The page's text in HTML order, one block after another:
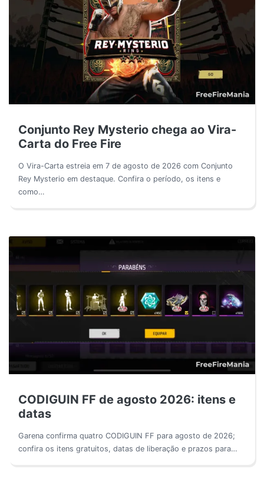
Conjunto Rey Mysterio chega ao Vira-
Carta do Free Fire
O Vira-Carta estreia em 7 de agosto de 2026 com Conjunto
Rey Mysterio em destaque. Confira o período, os itens e
como…
CODIGUIN FF de agosto 2026: itens e
datas
Garena confirma quatro CODIGUIN FF para agosto de 2026;
confira os itens gratuitos, datas de liberação e prazos para…